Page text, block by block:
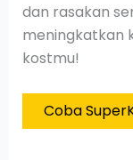
dan rasakan
meningkatkan
kostmu!
Coba